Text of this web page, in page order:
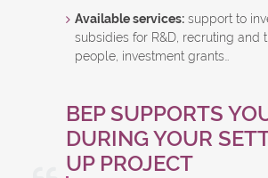
Available services: support to
subsidies for R&D, recruting and
people, investment grants…
BEP SUPPORTS
DURING YOUR
UP PROJECT